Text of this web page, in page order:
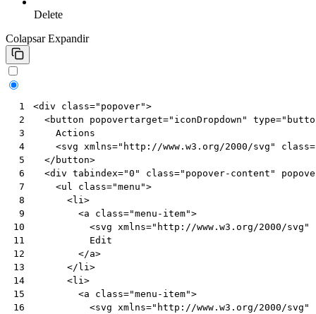
Delete
Colapsar Expandir
1
2
3
4
5
6
7
8
9
10
11
12
13
14
15
16
<div class="popover">
<button popovertarget="iconDropdown" type=
    Actions
<svg xmlns="http://www.w3.org/2000/svg" class=
</ button>
<div tabindex="0" class="popover-content"
<ul class="menu">
<li >
<a class="menu-item">
<svg xmlns="http://www.w3.org/2000/svg"
          Edit
</a>
</ li >
<li >
<a class="menu-item">
<svg xmlns="http://www.w3.org/2000/svg"